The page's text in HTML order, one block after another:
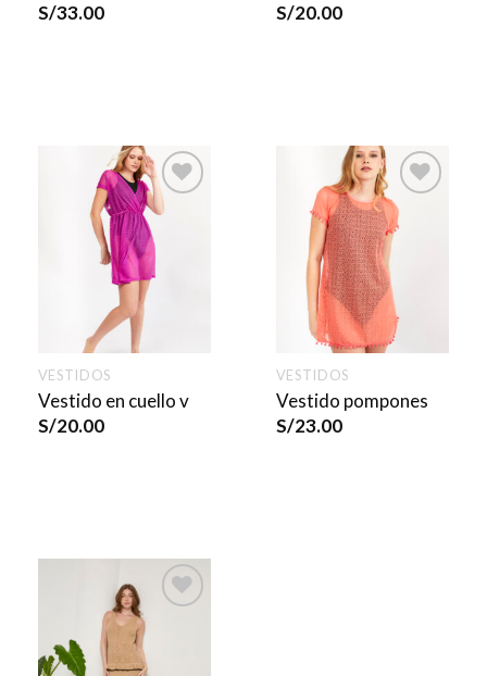
S/33.00
S/20.00
VESTIDOS
Vestido en cuello v
S/20.00
VESTIDOS
Vestido pompones
S/23.00